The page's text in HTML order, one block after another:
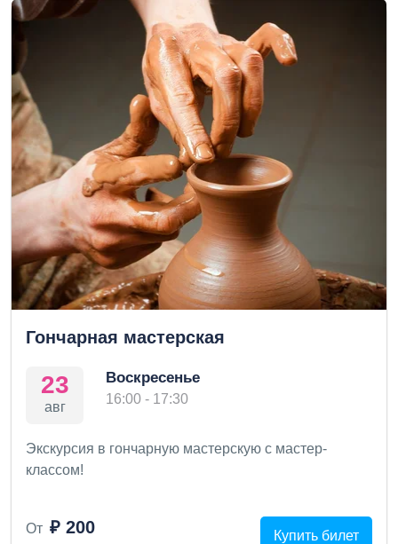
Гончарная мастерская
23
авг
Воскресенье
16:00 - 17:30
Экскурсия в гончарную мастерскую с мастер-
классом!
От ₽ 200 Купить билет